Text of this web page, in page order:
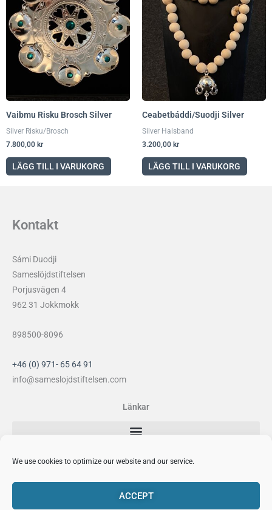
We use cookies to optimize our website and our service.
ACCEPT
Vaibmu Risku Brosch Silver
Silver Risku/Brosch
7.800,00 kr
LÄGG TILL I VARUKORG
Ceabetbáddi/Suodji Silver
Silver Halsband
3.200,00 kr
LÄGG TILL I VARUKORG
Kontakt
Sámi Duodji
Sameslöjdstiftelsen
Porjusvägen 4
962 31 Jokkmokk
898500-8096
+46 (0) 971- 65 64 91
info@sameslojdstiftelsen.com
Länkar
Sociala medier
F
I
n
Y
o
P